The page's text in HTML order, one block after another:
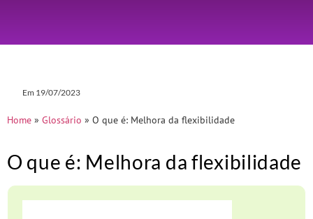
Em 19/07/2023
Home » Glossário » O que é: Melhora da flexibilidade
O que é: Melhora da flexibilidade